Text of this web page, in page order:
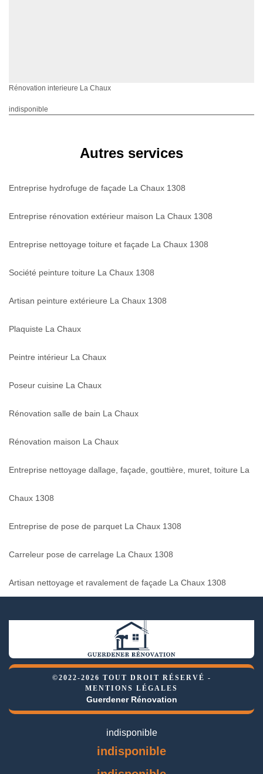
Rénovation interieure La Chaux
indisponible
Autres services
Entreprise hydrofuge de façade La Chaux 1308
Entreprise rénovation extérieur maison La Chaux 1308
Entreprise nettoyage toiture et façade La Chaux 1308
Société peinture toiture La Chaux 1308
Artisan peinture extérieure La Chaux 1308
Plaquiste La Chaux
Peintre intérieur La Chaux
Poseur cuisine La Chaux
Rénovation salle de bain La Chaux
Rénovation maison La Chaux
Entreprise nettoyage dallage, façade, gouttière, muret, toiture La
Chaux 1308
Entreprise de pose de parquet La Chaux 1308
Carreleur pose de carrelage La Chaux 1308
Artisan nettoyage et ravalement de façade La Chaux 1308
©2022-2026 TOUT DROIT RÉSERVÉ -
MENTIONS LÉGALES
Guerdener Rénovation
indisponible
indisponible